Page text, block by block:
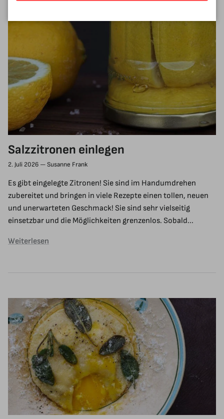
Salzzitronen einlegen
2. Juli 2026 —Susanne Frank
Es gibt eingelegte Zitronen! Sie sind im Handumdrehen
zubereitet und bringen in viele Rezepte einen tollen, neuen
und unerwarteten Geschmack! Sie sind sehr vielseitig
einsetzbar und die Möglichkeiten grenzenlos. Sobald...
Weiterlesen